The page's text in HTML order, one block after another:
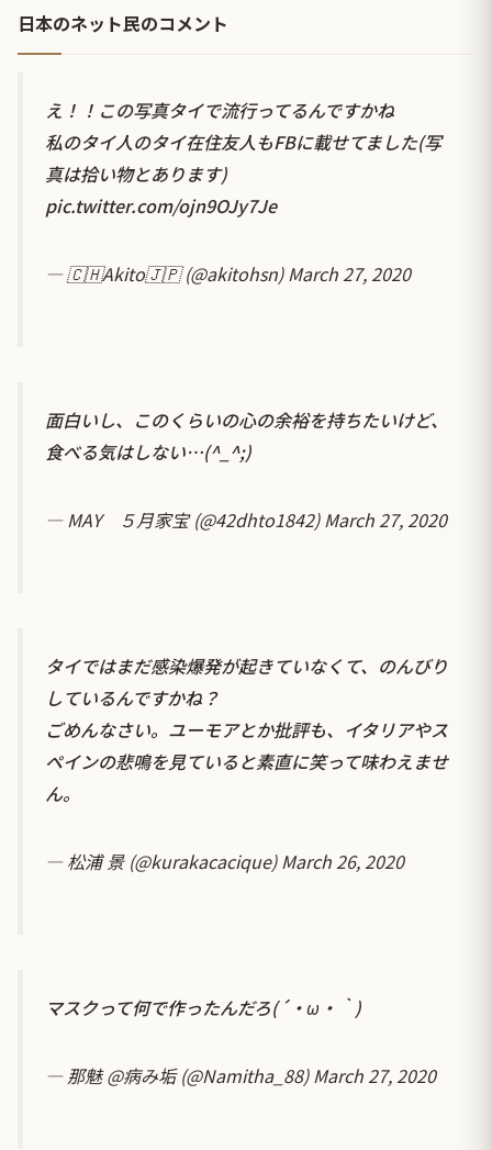
日本のネット民のコメント
え！！この写真タイで流行ってるんですかね
私のタイ人のタイ在住友人もFBに載せてました(写
真は拾い物とあります)
pic.twitter.com/ojn9OJy7Je
— 🇨🇭Akito🇯🇵 (@akitohsn)March 27, 2020
面白いし、このくらいの心の余裕を持ちたいけど、
食べる気はしない…(^_^;)
— MAY ５月家宝 (@42dhto1842)March 27, 2020
タイではまだ感染爆発が起きていなくて、のんびり
しているんですかね？
ごめんなさい。ユーモアとか批評も、イタリアやス
ペインの悲鳴を見ていると素直に笑って味わえませ
ん。
— 松浦 景 (@kurakacacique)March 26, 2020
マスクって何で作ったんだろ(´・ω・｀)
— 那魅 @病み垢 (@Namitha_88)March 27, 2020